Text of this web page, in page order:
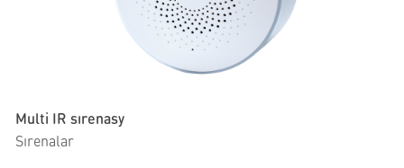
Multi IR sırenasy
Sırenalar